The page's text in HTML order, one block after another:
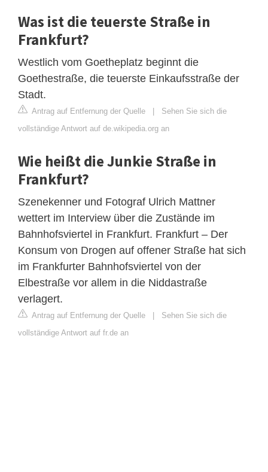
Was ist die teuerste Straße in
Frankfurt?
Westlich vom Goetheplatz beginnt die
Goethestraße, die teuerste Einkaufsstraße der
Stadt.
Antrag auf Entfernung der Quelle | Sehen Sie sich die
vollständige Antwort auf de.wikipedia.org an
Wie heißt die Junkie Straße in
Frankfurt?
Szenekenner und Fotograf Ulrich Mattner
wettert im Interview über die Zustände im
Bahnhofsviertel in Frankfurt. Frankfurt – Der
Konsum von Drogen auf offener Straße hat sich
im Frankfurter Bahnhofsviertel von der
Elbestraße vor allem in die Niddastraße
verlagert.
Antrag auf Entfernung der Quelle | Sehen Sie sich die
vollständige Antwort auf fr.de an